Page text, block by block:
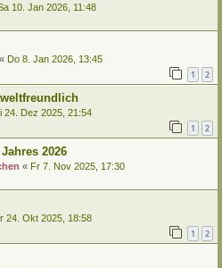
10. Jan 2026, 11:48
« Do 8. Jan 2026, 13:45
1 2
24. Dez 2025, 21:54
1 2
2026
« Fr 7. Nov 2025, 17:30
24. Okt 2025, 18:58
1 2